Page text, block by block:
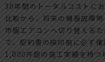
30年間のトータルコストに
比較から、将来の機器故障
市販エアコンへ切り替える
で、契約書の捺印前に必ず確
1,000件超の施工実績を持つ